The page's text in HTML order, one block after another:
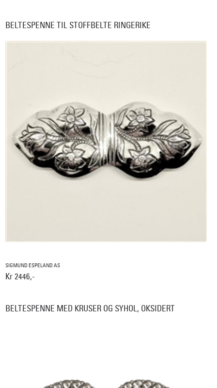
BELTESPENNE TIL STOFFBELTE RINGERIKE
SIGMUND ESPELAND AS
Kr 2446,-
BELTESPENNE MED KRUSER OG SYHOL, OKSIDERT